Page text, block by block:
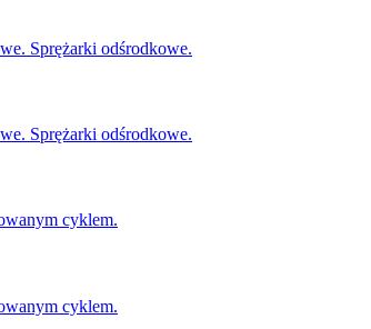
Sprężarki odśrodkowe.
Sprężarki odśrodkowe.
cyklem.
cyklem.